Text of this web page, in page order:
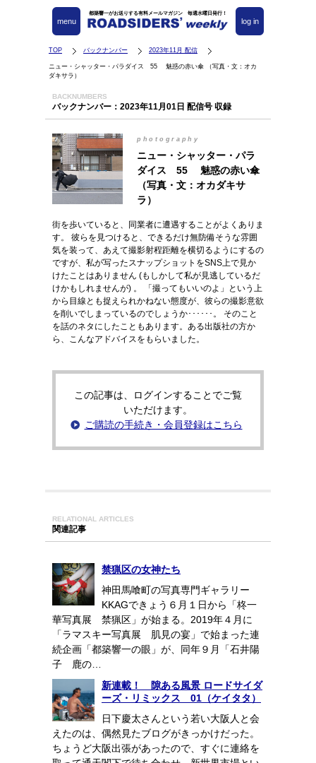
都築響一がお送りする有料メールマガジン 毎週水曜日発行！
log in
menu
TOP バックナンバー 2023年11月 配信
ニュー・シャッター・パラダイス 55 魅惑の赤い傘 （写真・文：オカ
ダキサラ）
BACKNUMBERS
バックナンバー：2023年11月01日 配信号 収録
photography
ニュー・シャッター・パラ
ダイス 55 魅惑の赤い傘
（写真・文：オカダキサ
ラ）
街を歩いていると、同業者に遭遇することがよくありま
す。 彼らを見つけると、できるだけ無防備そうな雰囲
気を装って、あえて撮影射程距離を横切るようにするの
ですが、私が写ったスナップショットをSNS上で見か
けたことはありません (もしかして私が見逃しているだ
けかもしれませんが) 。 「撮ってもいいのよ」という上
から目線とも捉えられかねない態度が、彼らの撮影意欲
を削いでしまっているのでしょうか･･････。 そのこと
を話のネタにしたこともあります。ある出版社の方か
ら、こんなアドバイスをもらいました。
この記事は、ログインすることでご覧
いただけます。
ご購読の手続き・会員登録はこちら
RELATIONAL ARTICLES
関連記事
禁猟区の女神たち
神田馬喰町の写真専門ギャラリー
KKAGできょう６月１日から「柊一
華写真展 禁猟区」が始まる。2019年４月に
「ラマスキー写真展 肌見の宴」で始まった連
続企画「都築響一の眼」が、同年９月「石井陽
子 鹿の…
新連載！ 隙ある風景 ロードサイダ
ーズ・リミックス 01（ケイタタ）
日下慶太さんという若い大阪人と会
えたのは、偶然見たブログがきっかけだった。
ちょうど大阪出張があったので、すぐに連絡を